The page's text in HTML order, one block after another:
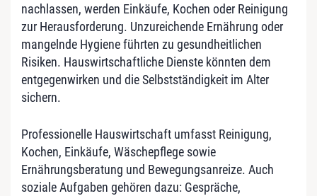
nachlassen, werden Einkäufe, Kochen oder Reinigung
zur Herausforderung. Unzureichende Ernährung oder
mangelnde Hygiene führten zu gesundheitlichen
Risiken. Hauswirtschaftliche Dienste könnten dem
entgegenwirken und die Selbstständigkeit im Alter
sichern.
Professionelle Hauswirtschaft umfasst Reinigung,
Kochen, Einkäufe, Wäschepflege sowie
Ernährungsberatung und Bewegungsanreize. Auch
soziale Aufgaben gehören dazu: Gespräche,